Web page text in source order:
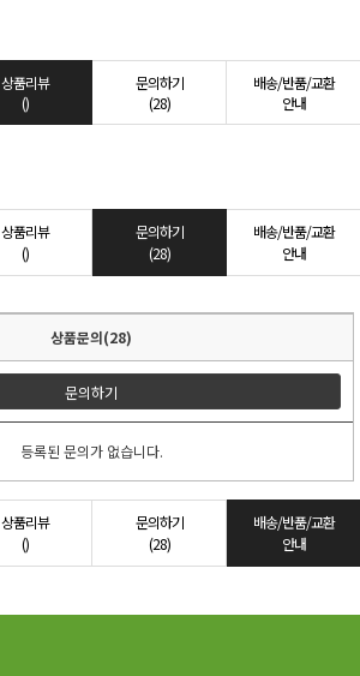
상품리뷰
()
문의하기
(28)
배송/반품/교환
안내
상품리뷰
()
문의하기
(28)
배송/반품/교환
안내
상품문의(28)
문의하기
등록된 문의가 없습니다.
상품리뷰
()
문의하기
(28)
배송/반품/교환
안내